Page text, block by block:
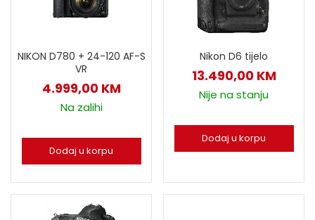
NIKON D780 + 24-120 AF-S
VR
4.999,00 KM
Na zalihi
Dodaj u korpu
Nikon D6 tijelo
13.490,00 KM
Nije na stanju
Dodaj u korpu